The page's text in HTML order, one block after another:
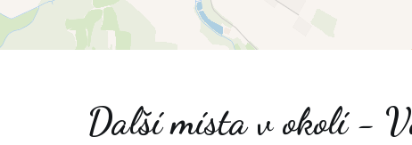
Další místa v okolí -